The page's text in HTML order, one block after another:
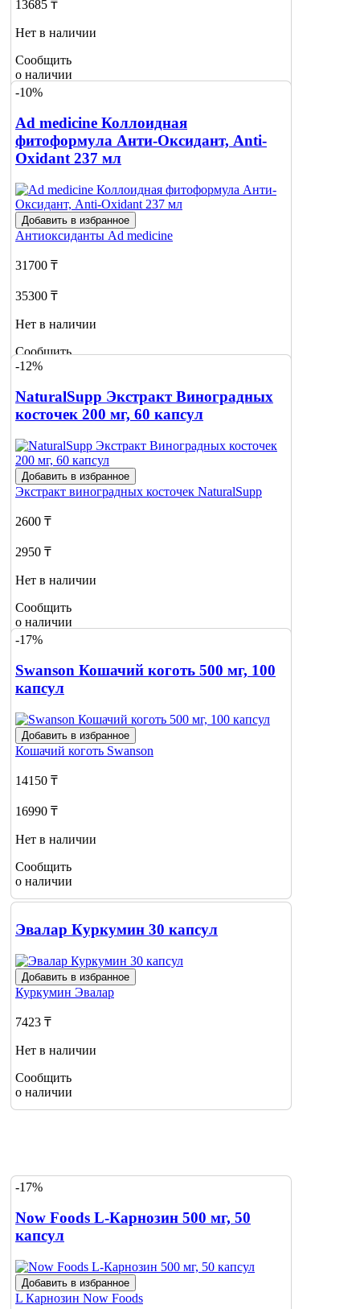
13685 ₸
Нет в наличии
Сообщить
о наличии
-10%
Ad medicine Коллоидная
фитоформула Анти-Оксидант, Anti-
Oxidant 237 мл
Добавить в избранное
Антиоксиданты Ad medicine
31700 ₸
35300 ₸
Нет в наличии
Сообщить
о наличии
-12%
NaturalSupp Экстракт Виноградных
косточек 200 мг, 60 капсул
Добавить в избранное
Экстракт виноградных косточек NaturalSupp
2600 ₸
2950 ₸
Нет в наличии
Сообщить
о наличии
-17%
Swanson Кошачий коготь 500 мг, 100
капсул
Добавить в избранное
Кошачий коготь Swanson
14150 ₸
16990 ₸
Нет в наличии
Сообщить
о наличии
Эвалар Куркумин 30 капсул
Добавить в избранное
Куркумин Эвалар
7423 ₸
Нет в наличии
Сообщить
о наличии
-17%
Now Foods L-Карнозин 500 мг, 50
капсул
Добавить в избранное
L Карнозин Now Foods